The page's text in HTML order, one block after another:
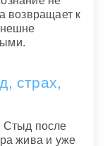
возвращает к
страх,
Стыд после
жива и уже